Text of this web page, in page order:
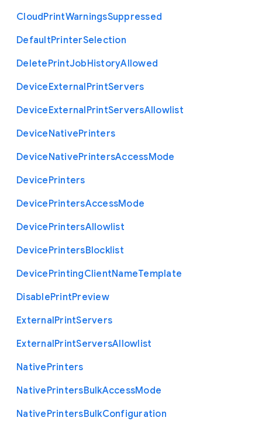
CloudPrintWarningsSuppressed
DefaultPrinterSelection
DeletePrintJobHistoryAllowed
DeviceExternalPrintServers
DeviceExternalPrintServersAllowlist
DeviceNativePrinters
DeviceNativePrintersAccessMode
DevicePrinters
DevicePrintersAccessMode
DevicePrintersAllowlist
DevicePrintersBlocklist
DevicePrintingClientNameTemplate
DisablePrintPreview
ExternalPrintServers
ExternalPrintServersAllowlist
NativePrinters
NativePrintersBulkAccessMode
NativePrintersBulkConfiguration